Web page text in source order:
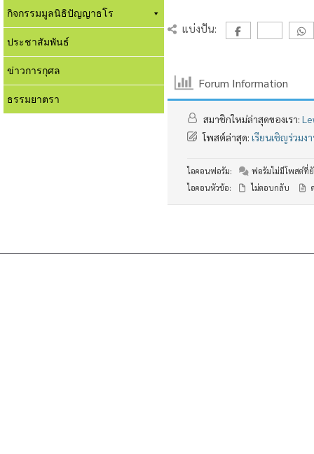
กิจกรรมมูลนิธิปัญญาธโร
ประชาสัมพันธ์
ข่าวการกุศล
ธรรมยาตรา
แบ่งปัน:
Forum Information
สมาชิกใหม่ล่าสุดของเรา:
โพสต์ล่าสุด: เรียนเชิญร่วม
ไอคอนฟอรัม:
ฟอรัมไม่มีโพสต์ที่ยั
ไอคอนหัวข้อ:
ไม่ตอบกลับ